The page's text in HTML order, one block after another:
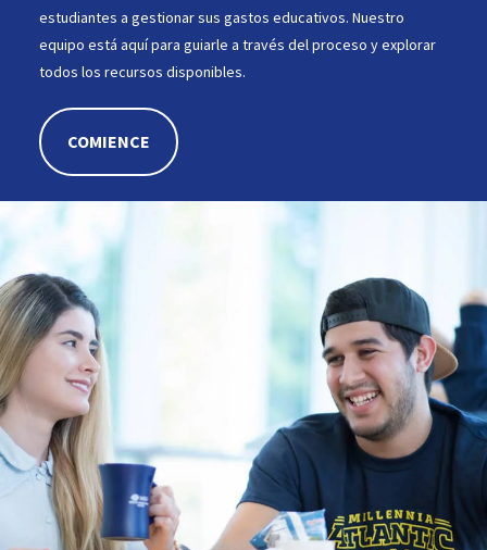
estudiantes a gestionar sus gastos educativos. Nuestro
equipo está aquí para guiarle a través del proceso y explorar
todos los recursos disponibles.
COMIENCE